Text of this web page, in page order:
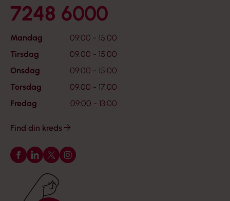
7248 6000
Mandag
09:00 - 15:00
Tirsdag
09:00 - 15:00
Onsdag
09:00 - 15:00
Torsdag
09:00 - 17:00
Fredag
09:00 - 13:00
Find din kreds
Følg os på Facebook
Følg os på LinkedIn
Følg os på X
Følg os på Instagram